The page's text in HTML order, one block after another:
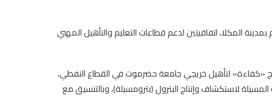
المكلا، اتفاقيتين لدعم قطاعات التعليم والتأهيل المهني
«كفاءة» لتأهيل خريجي جامعة حضرموت في القطاع النفطي،
لاستكشاف وإنتاج البترول (بترومسيلة)، وبالتنسيق مع